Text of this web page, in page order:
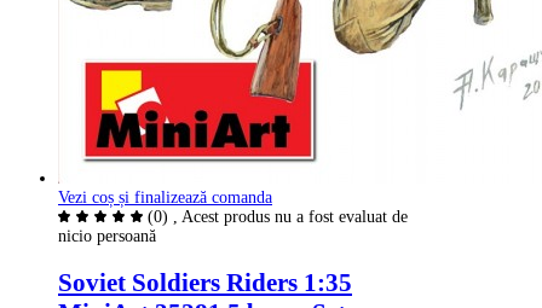
Vezi coș și finalizează comanda
(0) , Acest produs nu a fost evaluat de
nicio persoană
Soviet Soldiers Riders 1:35